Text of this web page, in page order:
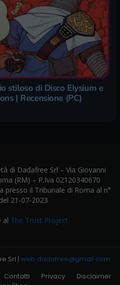
stiloso di Disco Elysium e
| Recensione (PC)
di Dadafree Srl – Via Giovanni
(RM) – P.Iva 02120340670
presso il Tribunale di Roma al n°
21-07-2023
al The Trust Project
Srl | web.dadafree@gmail.com
Contatti Privacy
Disclaimer